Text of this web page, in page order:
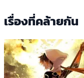
เรื่องที่คล้ายกัน